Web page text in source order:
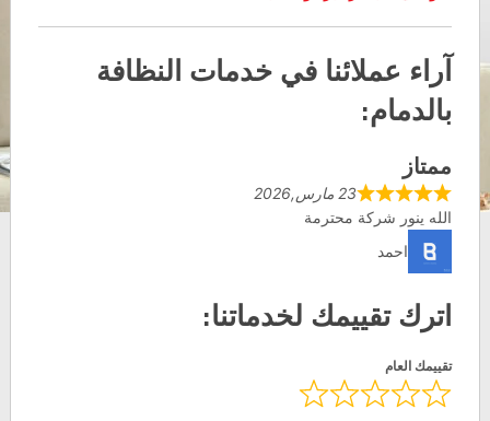
آراء عملائنا في خدمات النظافة
بالدمام:
ممتاز
23 مارس,2026
الله ينور شركة محترمة
احمد
اترك تقييمك لخدماتنا:
تقييمك العام